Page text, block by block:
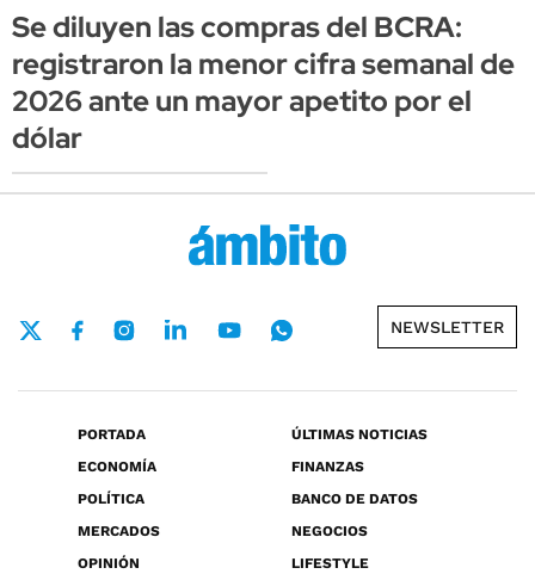
Se diluyen las compras del BCRA:
registraron la menor cifra semanal de
2026 ante un mayor apetito por el
dólar
NEWSLETTER
PORTADA
ÚLTIMAS NOTICIAS
ECONOMÍA
FINANZAS
POLÍTICA
BANCO DE DATOS
MERCADOS
NEGOCIOS
OPINIÓN
LIFESTYLE